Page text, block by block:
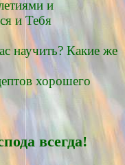
и
и Тебя
научить? Какие же
хорошего
всегда!